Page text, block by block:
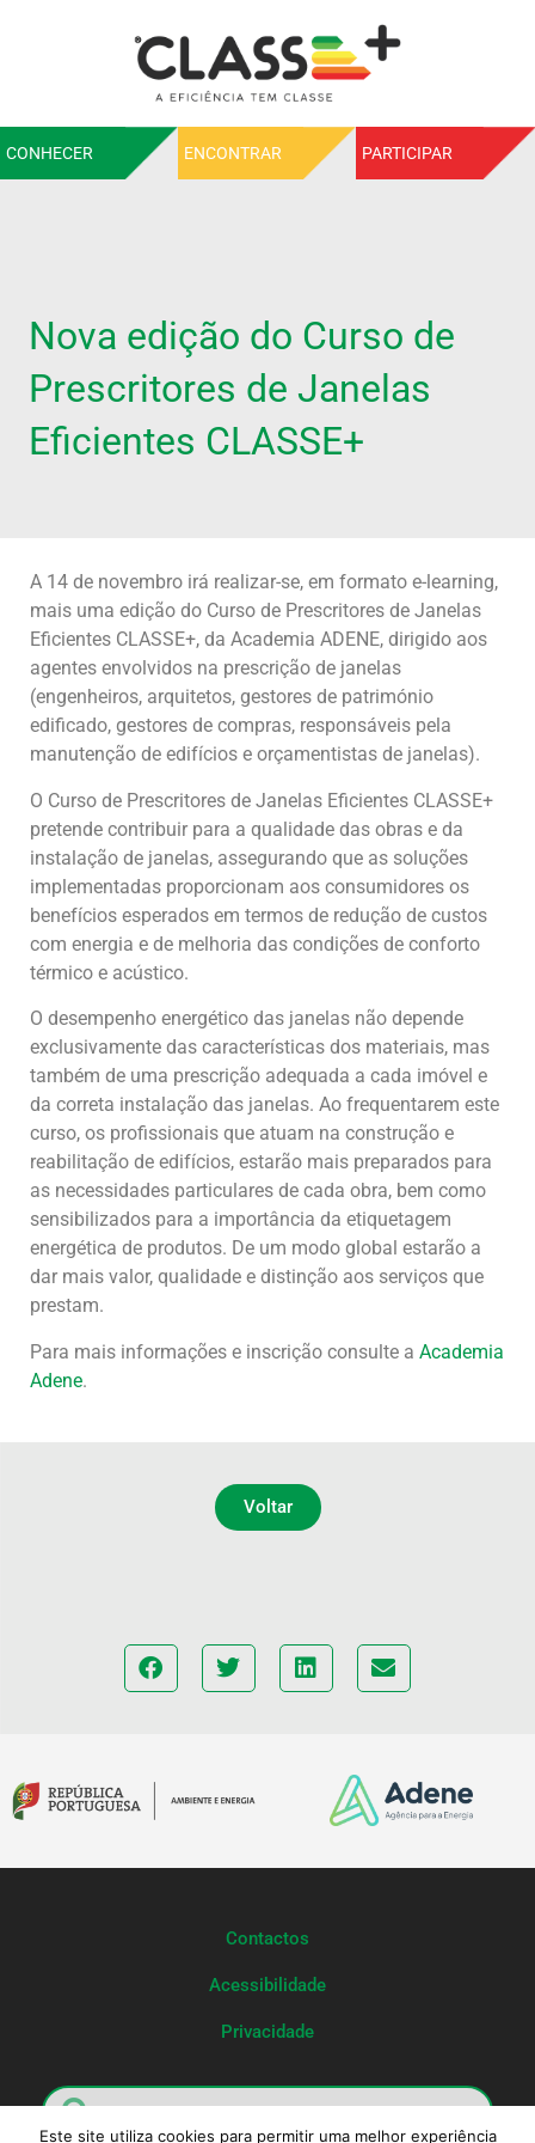
CONHECER ENCONTRAR PARTICIPAR
Nova edição do Curso de
Prescritores de Janelas
Eficientes CLASSE+
A 14 de novembro irá realizar-se, em formato e-learning,
mais uma edição do Curso de Prescritores de Janelas
Eficientes CLASSE+, da Academia ADENE, dirigido aos
agentes envolvidos na prescrição de janelas
(engenheiros, arquitetos, gestores de património
edificado, gestores de compras, responsáveis pela
manutenção de edifícios e orçamentistas de janelas).
O Curso de Prescritores de Janelas Eficientes CLASSE+
pretende contribuir para a qualidade das obras e da
instalação de janelas, assegurando que as soluções
implementadas proporcionam aos consumidores os
benefícios esperados em termos de redução de custos
com energia e de melhoria das condições de conforto
térmico e acústico.
O desempenho energético das janelas não depende
exclusivamente das características dos materiais, mas
também de uma prescrição adequada a cada imóvel e
da correta instalação das janelas. Ao frequentarem este
curso, os profissionais que atuam na construção e
reabilitação de edifícios, estarão mais preparados para
as necessidades particulares de cada obra, bem como
sensibilizados para a importância da etiquetagem
energética de produtos. De um modo global estarão a
dar mais valor, qualidade e distinção aos serviços que
prestam.
Para mais informações e inscrição consulte a Academia
Adene.
Voltar
Contactos
Acessibilidade
Privacidade
Este site utiliza cookies para permitir uma melhor experiência